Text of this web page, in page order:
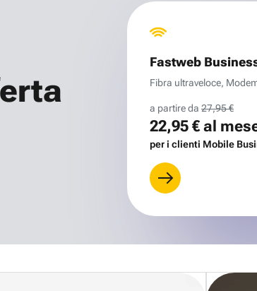
Fastweb
Fibra ultraveloce,
a partire da 27,95 €
22,95 €al
per i clienti Mobile